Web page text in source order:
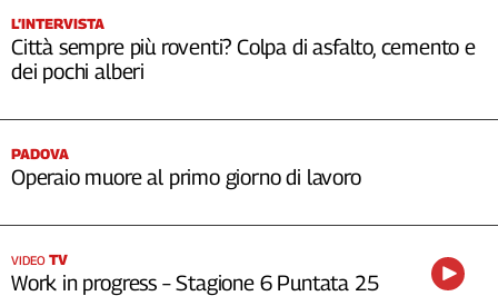
L’INTERVISTA
Città sempre più roventi? Colpa di asfalto, cemento e
dei pochi alberi
PADOVA
Operaio muore al primo giorno di lavoro
VIDEO TV
Work in progress – Stagione 6 Puntata 25